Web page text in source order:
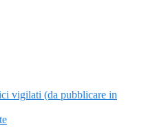
vigilati (da pubblicare in